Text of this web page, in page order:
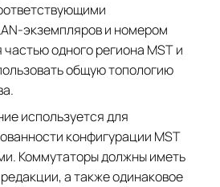
экземпляров и номером
одного региона MST и
общую топологию
используется для
конфигурации MST
Коммутаторы должны иметь
а также одинаковое